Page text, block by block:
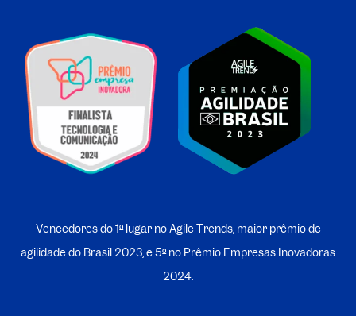
Vencedores do 1º lugar no Agile Trends, maior prêmio de
agilidade do Brasil 2023, e 5º no Prêmio Empresas Inovadoras
2024.